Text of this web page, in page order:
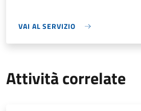
VAI AL SERVIZIO
Attività correlate